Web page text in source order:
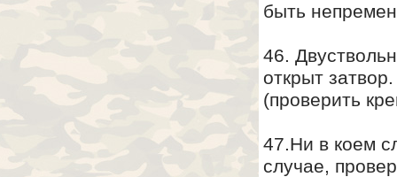
быть
46.
открыт
(проверить
47.Ни в коем
случае,